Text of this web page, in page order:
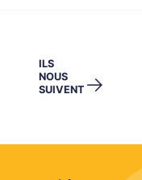
ILS
NOUS
SUIVENT →